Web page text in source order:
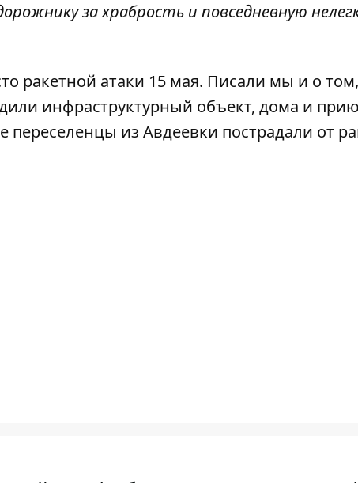
за храбрость и повседневную
ракетной атаки 15 мая. Писали мы и о
инфраструктурный объект, дома и
переселенцы из Авдеевки пострадали от